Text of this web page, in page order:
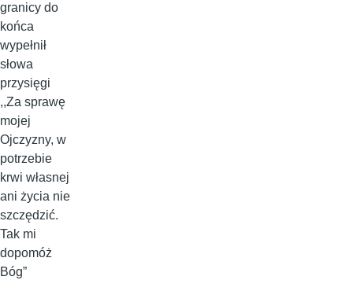
granicy do
końca
wypełnił
słowa
przysięgi
,,Za sprawę
mojej
Ojczyzny, w
potrzebie
krwi własnej
ani życia nie
szczędzić.
Tak mi
dopomóż
Bóg”